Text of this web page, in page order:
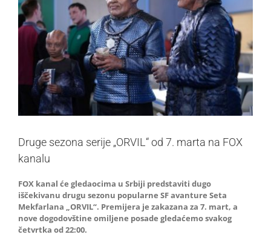
Druge sezona serije „ORVIL“ od 7. marta na FOX
kanalu
FOX kanal će gledaocima u Srbiji predstaviti dugo
iščekivanu drugu sezonu popularne SF avanture Seta
Mekfarlana „ORVIL“. Premijera je zakazana za 7. mart, a
nove dogodovštine omiljene posade gledaćemo svakog
četvrtka od 22:00.